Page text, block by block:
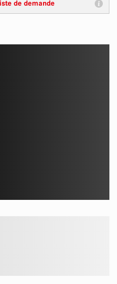
de demande